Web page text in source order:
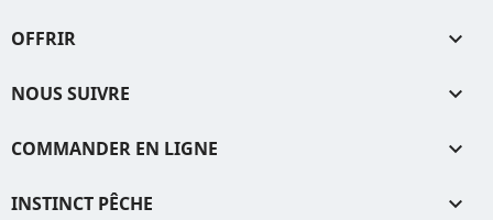
OFFRIR 
NOUS SUIVRE 
COMMANDER EN LIGNE 
INSTINCT PÊCHE 